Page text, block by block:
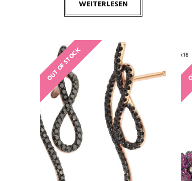
WEITERLESEN
OUT OF STOCK